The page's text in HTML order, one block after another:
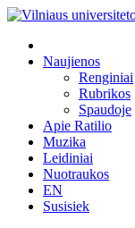
Naujienos
Renginiai
Rubrikos
Spaudoje
Apie Ratilio
Muzika
Leidiniai
Nuotraukos
EN
Susisiek